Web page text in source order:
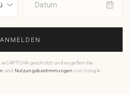
Datum
ANMELDEN
reCAPTCHA geschützt und es gelten die
und Nutzungsbestimmungen von Google.